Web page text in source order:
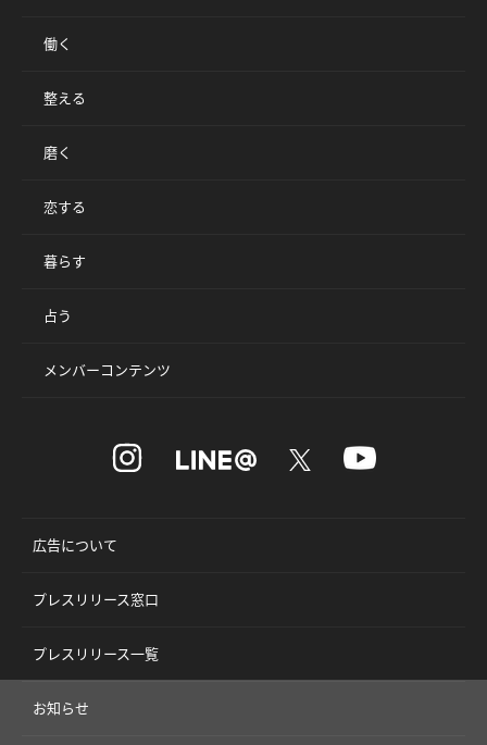
働く
整える
磨く
恋する
暮らす
占う
メンバーコンテンツ
広告について
プレスリリース窓口
プレスリリース一覧
お知らせ